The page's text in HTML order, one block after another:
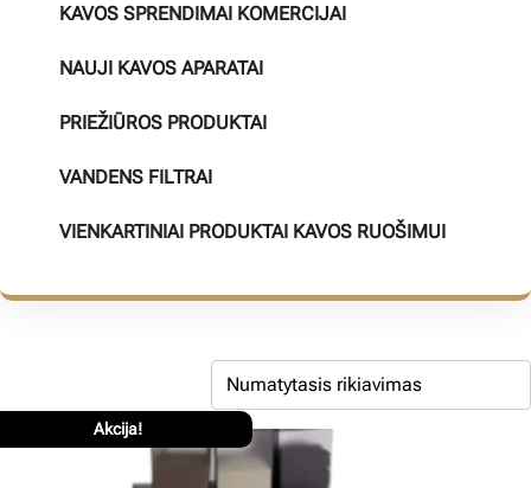
KAVOS SPRENDIMAI KOMERCIJAI
NAUJI KAVOS APARATAI
PRIEŽIŪROS PRODUKTAI
VANDENS FILTRAI
VIENKARTINIAI PRODUKTAI KAVOS RUOŠIMUI
Akcija!